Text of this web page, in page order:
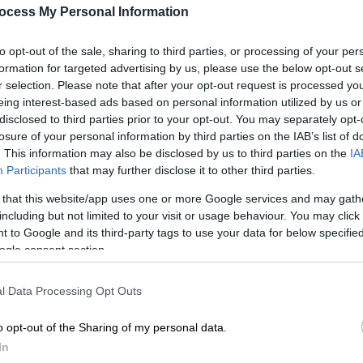
My Personal Information
opt-out of the sale, sharing to third parties, or processing of your
for targeted advertising by us, please use the below opt-out
selection. Please note that after your opt-out request is processed
interest-based ads based on personal information utilized by us
to third parties prior to your opt-out. You may separately
of your personal information by third parties on the IAB’s list of
This information may also be disclosed by us to third parties on the
Participants that may further disclose it to other third parties.
that this website/app uses one or more Google services and may
but not limited to your visit or usage behaviour. You may
to Google and its third-party tags to use your data for below
consent section.
Data Processing Opt Outs
opt-out of the Sharing of my personal data.
thespotlight.gr)
το ΕΘΝΟΣ στη Google
-και εν ενεργεία- μαύρο θαλάσσιο
5) το μεσημέρι
να το δέσουν και να το ρυμουλκήσουν